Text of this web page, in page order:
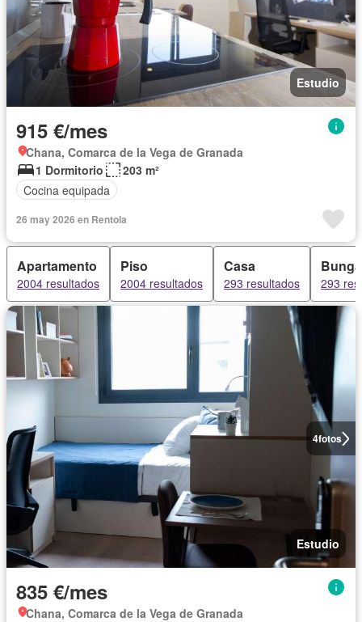
Estudio
915 €/mes
Chana, Comarca de la Vega de Granada
1 Dormitorio
203 m²
Cocina equipada
26 may 2026 en Rentola
Apartamento
2004 resultados
Piso
2004 resultados
Casa
293 resultados 293
4fotos
Estudio
835 €/mes
Chana, Comarca de la Vega de Granada